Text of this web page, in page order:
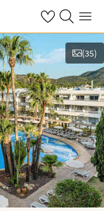
OmatHaku Valikko
(35)